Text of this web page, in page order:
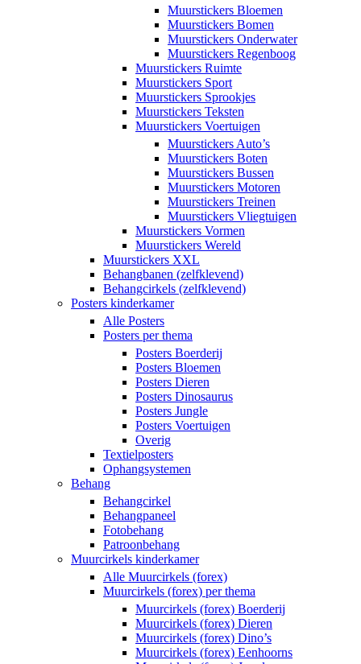
Muurstickers Bloemen
Muurstickers Bomen
Muurstickers Onderwater
Muurstickers Regenboog
Muurstickers Ruimte
Muurstickers Sport
Muurstickers Sprookjes
Muurstickers Teksten
Muurstickers Voertuigen
Muurstickers Auto’s
Muurstickers Boten
Muurstickers Bussen
Muurstickers Motoren
Muurstickers Treinen
Muurstickers Vliegtuigen
Muurstickers Vormen
Muurstickers Wereld
Muurstickers XXL
Behangbanen (zelfklevend)
Behangcirkels (zelfklevend)
Posters kinderkamer
Alle Posters
Posters per thema
Posters Boerderij
Posters Bloemen
Posters Dieren
Posters Dinosaurus
Posters Jungle
Posters Voertuigen
Overig
Textielposters
Ophangsystemen
Behang
Behangcirkel
Behangpaneel
Fotobehang
Patroonbehang
Muurcirkels kinderkamer
Alle Muurcirkels (forex)
Muurcirkels (forex) per thema
Muurcirkels (forex) Boerderij
Muurcirkels (forex) Dieren
Muurcirkels (forex) Dino’s
Muurcirkels (forex) Eenhoorns